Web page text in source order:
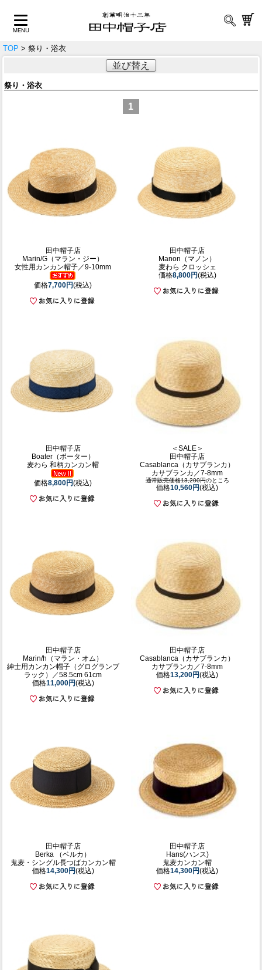
TOP > 祭り・浴衣
並び替え
祭り・浴衣
1
田中帽子店
Marin/G（マラン・ジー）
女性用カンカン帽子／9-10mm
価格7,700円(税込)
田中帽子店
Manon（マノン）
麦わら クロッシェ
価格8,800円(税込)
田中帽子店
Boater（ボーター）
麦わら 和柄カンカン帽
価格8,800円(税込)
＜SALE＞
田中帽子店
Casablanca（カサブランカ）
カサブランカ／7-8mm
通常販売価格13,200円のところ
価格10,560円(税込)
田中帽子店
Marin/h（マラン・オム）
紳士用カンカン帽子（グログランブ
ラック）／58.5cm 61cm
価格11,000円(税込)
田中帽子店
Casablanca（カサブランカ）
カサブランカ／7-8mm
価格13,200円(税込)
田中帽子店
Berka （ベルカ）
鬼麦・シングル長つばカンカン帽
価格14,300円(税込)
田中帽子店
Hans(ハンス)
鬼麦カンカン帽
価格14,300円(税込)